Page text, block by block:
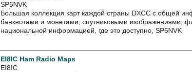
SP6NVK
Большая коллекция карт каждой страны DXCC с общей
банкнотами и монетами, спутниковыми изображениями,
национальной информацией, где это доступно, SP6NVK
EI8IC Ham Radio Maps
EI8IC